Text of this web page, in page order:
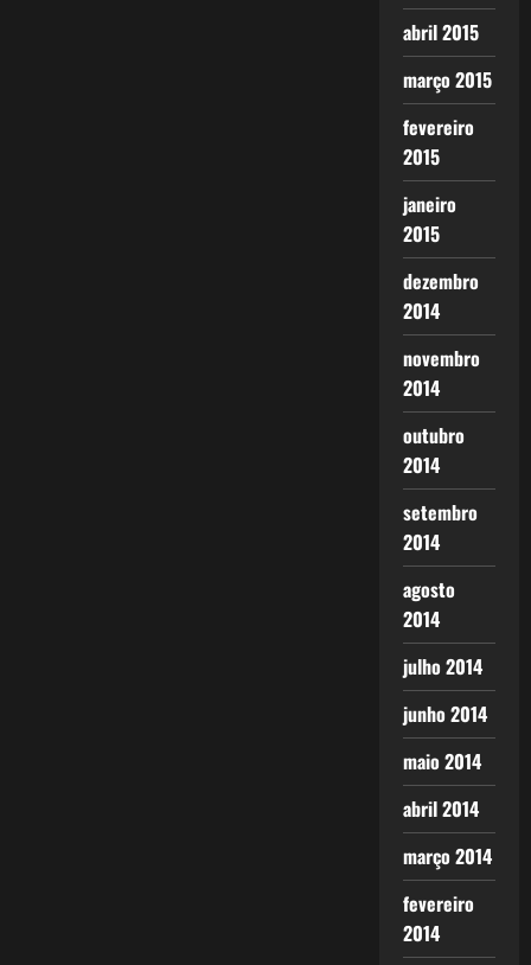
abril 2015
março 2015
fevereiro
2015
janeiro
2015
dezembro
2014
novembro
2014
outubro
2014
setembro
2014
agosto
2014
julho 2014
junho 2014
maio 2014
abril 2014
março 2014
fevereiro
2014